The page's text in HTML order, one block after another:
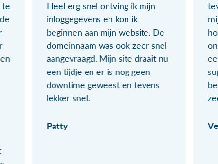
te
Heel erg snel ontving ik mijn
inloggegevens en kon ik
beginnen aan mijn website. De
domeinnaam was ook zeer snel
aangevraagd. Mijn site draait nu
een tijdje en er is nog geen
downtime geweest en tevens
lekker snel.
Patty